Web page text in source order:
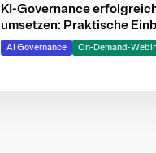
KI-Governance
umsetzen: Praktische
Tools
AI Governance On-Demand-